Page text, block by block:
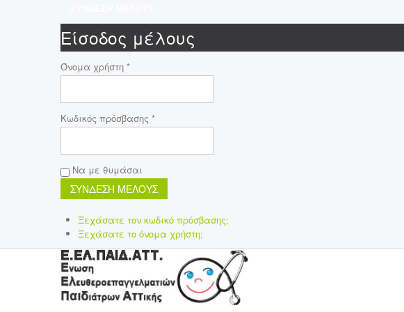
Είσοδος μέλους
Όνομα χρήστη *
Κωδικός πρόσβασης *
Να με θυμάσαι
Ξεχάσατε τον κωδικό πρόσβασης;
Ξεχάσατε το όνομα χρήστη;